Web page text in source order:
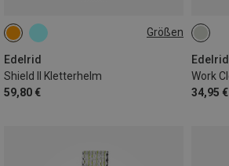
Größen
Edelrid
Shield II Kletterhelm
59,80 €
48-56CM
Edelrid
34,95 €
XXL